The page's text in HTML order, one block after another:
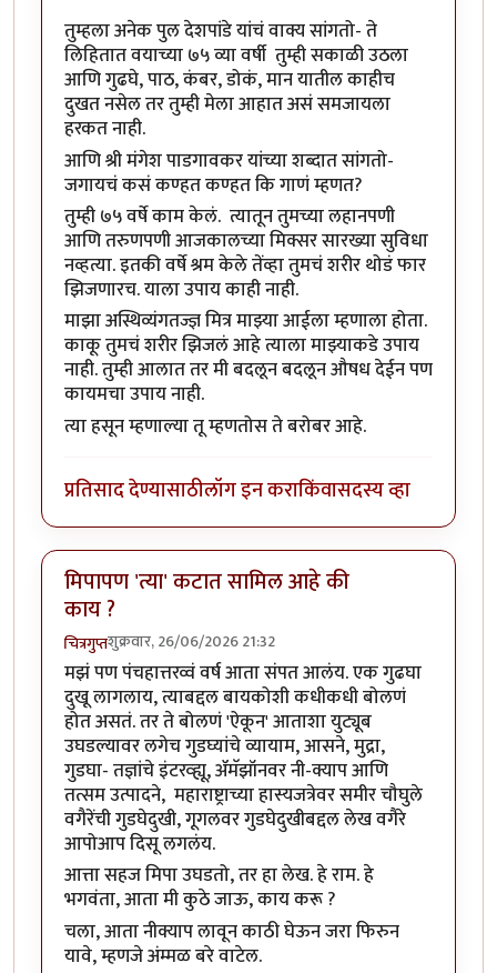
तुम्हला अनेक पुल देशपांडे यांचं वाक्य सांगतो- ते
लिहितात वयाच्या ७५ व्या वर्षी तुम्ही सकाळी उठला
आणि गुढघे, पाठ, कंबर, डोकं, मान यातील काहीच
दुखत नसेल तर तुम्ही मेला आहात असं समजायला
हरकत नाही.
आणि श्री मंगेश पाडगावकर यांच्या शब्दात सांगतो-
जगायचं कसं कण्हत कण्हत कि गाणं म्हणत?
तुम्ही ७५ वर्षे काम केलं. त्यातून तुमच्या लहानपणी
आणि तरुणपणी आजकालच्या मिक्सर सारख्या सुविधा
नव्हत्या. इतकी वर्षे श्रम केले तेंव्हा तुमचं शरीर थोडं फार
झिजणारच. याला उपाय काही नाही.
माझा अस्थिव्यंगतज्ज्ञ मित्र माझ्या आईला म्हणाला होता.
काकू तुमचं शरीर झिजलं आहे त्याला माझ्याकडे उपाय
नाही. तुम्ही आलात तर मी बदलून बदलून औषध देईन पण
कायमचा उपाय नाही.
त्या हसून म्हणाल्या तू म्हणतोस ते बरोबर आहे.
प्रतिसाद देण्यासाठीलॉग इन कराकिंवासदस्य व्हा
मिपापण 'त्या' कटात सामिल आहे की
काय ?
चित्रगुप्तशुक्रवार, 26/06/2026 21:32
मझं पण पंचहात्तरव्वं वर्ष आता संपत आलंय. एक गुढघा
दुखू लागलाय, त्याबद्दल बायकोशी कधीकधी बोलणं
होत असतं. तर ते बोलणं 'ऐकून' आताशा युट्यूब
उघडल्यावर लगेच गुडघ्यांचे व्यायाम, आसने, मुद्रा,
गुडघा- तज्ञांचे इंटरव्ह्यू, ॲमॅझॉनवर नी-क्याप आणि
तत्सम उत्पादने, महाराष्ट्राच्या हास्यजत्रेवर समीर चौघुले
वगैरेंची गुडघेदुखी, गूगलवर गुडघेदुखीबद्दल लेख वगैरे
आपोआप दिसू लगलंय.
आत्ता सहज मिपा उघडतो, तर हा लेख. हे राम. हे
भगवंता, आता मी कुठे जाऊ, काय करू ?
चला, आता नीक्याप लावून काठी घेऊन जरा फिरुन
यावे, म्हणजे अंम्मळ बरे वाटेल.